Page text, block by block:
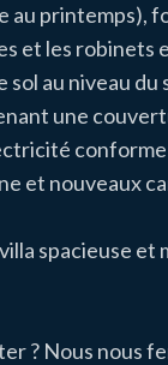
au printemps),
et les robinets
sol au niveau
une
et nouveaux
spacieuse et
? Nous nous